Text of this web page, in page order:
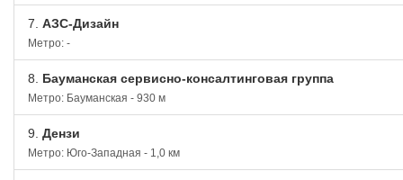
7. АЗС-Дизайн
Метро: -
8. Бауманская сервисно-консалтинговая группа
Метро: Бауманская - 930 м
9. Дензи
Метро: Юго-Западная - 1,0 км